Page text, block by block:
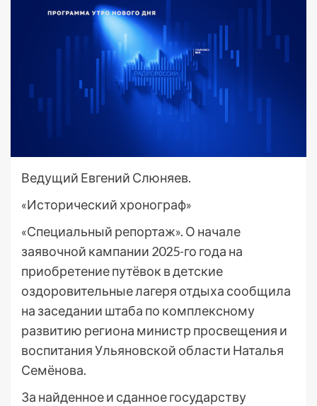
Ведущий Евгений Слюняев.
«Исторический хронограф»
«Специальный репортаж». О начале
заявочной кампании 2025-го года на
приобретение путёвок в детские
оздоровительные лагеря отдыха сообщила
на заседании штаба по комплексному
развитию региона министр просвещения и
воспитания Ульяновской области Наталья
Семёнова.
За найденное и сданное государству